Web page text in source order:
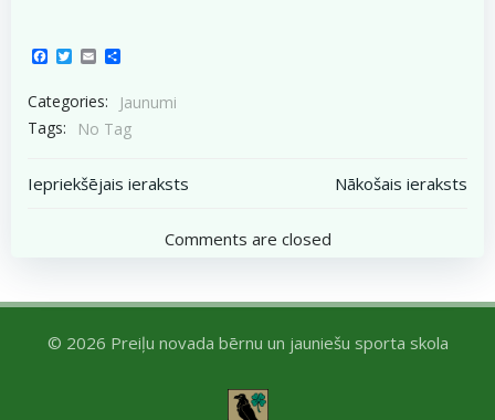
Facebook
Twitter
Email
Categories:
Jaunumi
Tags:
No Tag
Post
navigation
Iepriekšējais ieraksts
navigation
Nākošais ieraksts
Comments are closed
© 2026 Preiļu novada bērnu un jauniešu sporta skola